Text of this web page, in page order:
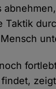
Taktik